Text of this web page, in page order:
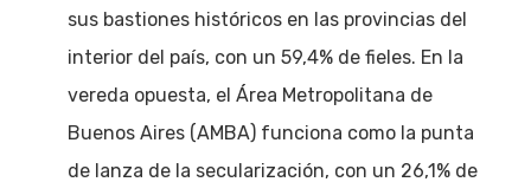
sus bastiones históricos en las provincias del
interior del país, con un 59,4% de fieles. En la
vereda opuesta, el Área Metropolitana de
Buenos Aires (AMBA) funciona como la punta
de lanza de la secularización, con un 26,1% de